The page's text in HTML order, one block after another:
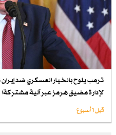
ترمب يلوح بالخيار العسكري ضد إيران
لإدارة مضيق هرمز عبر آلية مشتركةا
قبل 1 أسبوع